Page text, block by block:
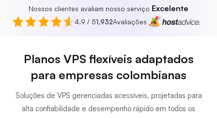
Nossos clientes avaliam nosso serviço Excelente
4.9 / 51,932Avaliações
Planos VPS flexíveis adaptados
para empresas colombianas
Soluções de VPS gerenciadas acessíveis, projetadas para
alta confiabilidade e desempenho rápido em todos os